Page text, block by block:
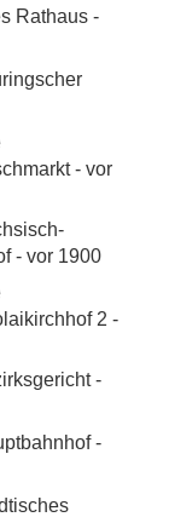
Rathaus -
- vor
- vor 1900
2 -
-
-